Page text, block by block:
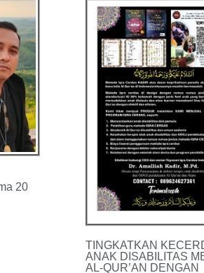
20
TINGKATKAN
ANAK DISABILITAS
AL-QUR’AN DENGAN